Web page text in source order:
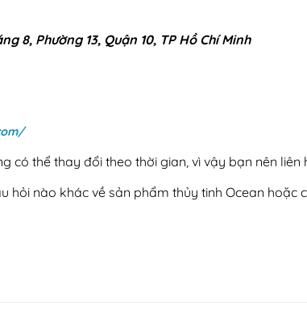
8, Phường 13, Quận 10, TP Hồ Chí Minh
có thể thay đổi theo thời gian, vì vậy bạn nên
hỏi nào khác về sản phẩm thủy tinh Ocean hoặc